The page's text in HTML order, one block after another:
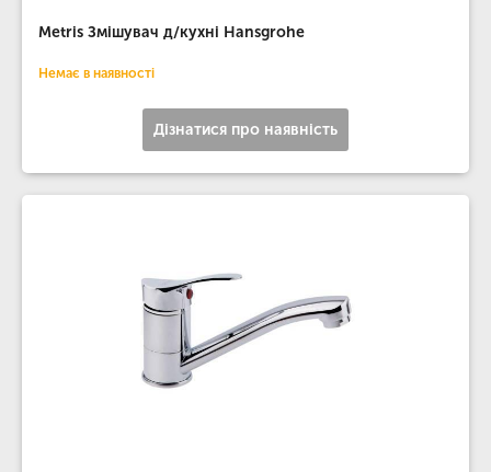
Metris Змішувач д/кухні Hansgrohe
Немає в наявності
Дізнатися про наявність